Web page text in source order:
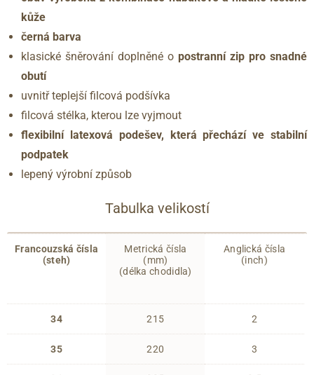
kůže
černá barva
klasické šněrování doplněné o postranní zip pro snadné
obutí
uvnitř teplejší filcová podšívka
filcová stélka, kterou lze vyjmout
flexibilní latexová podešev, která přechází ve stabilní
podpatek
lepený výrobní způsob
Tabulka velikostí
Francouzská čísla
(steh)
34
35
Metrická čísla
(mm)
(délka chodidla)
215
220
Anglická čísla
(inch)
2
3